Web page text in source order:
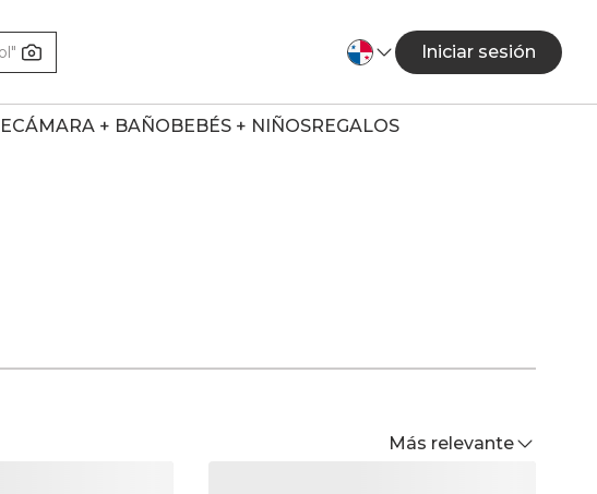
Iniciar sesión
+ BAÑOBEBÉS + NIÑOSREGALOS
Más relevante